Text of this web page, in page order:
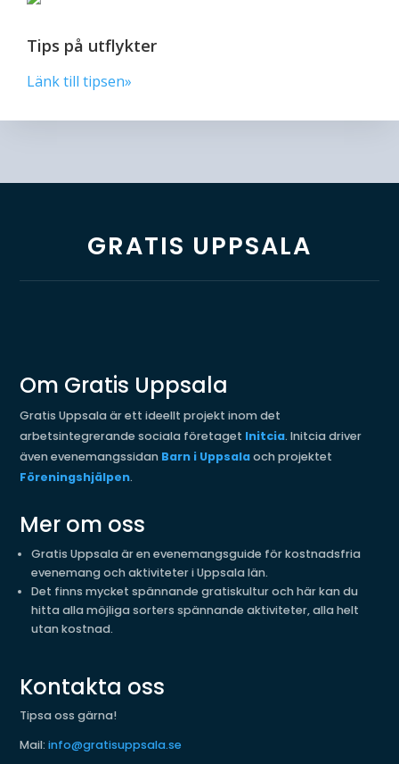
Tips på utflykter
Länk till tipsen»
GRATIS UPPSALA
Om Gratis Uppsala
Gratis Uppsala är ett ideellt projekt inom det
arbetsintegrerande sociala företaget Initcia. Initcia driver
även evenemangssidan Barn i Uppsalaoch projektet
Föreningshjälpen.
Mer om oss
Gratis Uppsala är en evenemangsguide för kostnadsfria
evenemang och aktiviteter i Uppsala län.
Det finns mycket spännande gratiskultur och här kan du
hitta alla möjliga sorters spännande aktiviteter, alla helt
utan kostnad.
Kontakta oss
Tipsa oss gärna!
Mail:info@gratisuppsala.se